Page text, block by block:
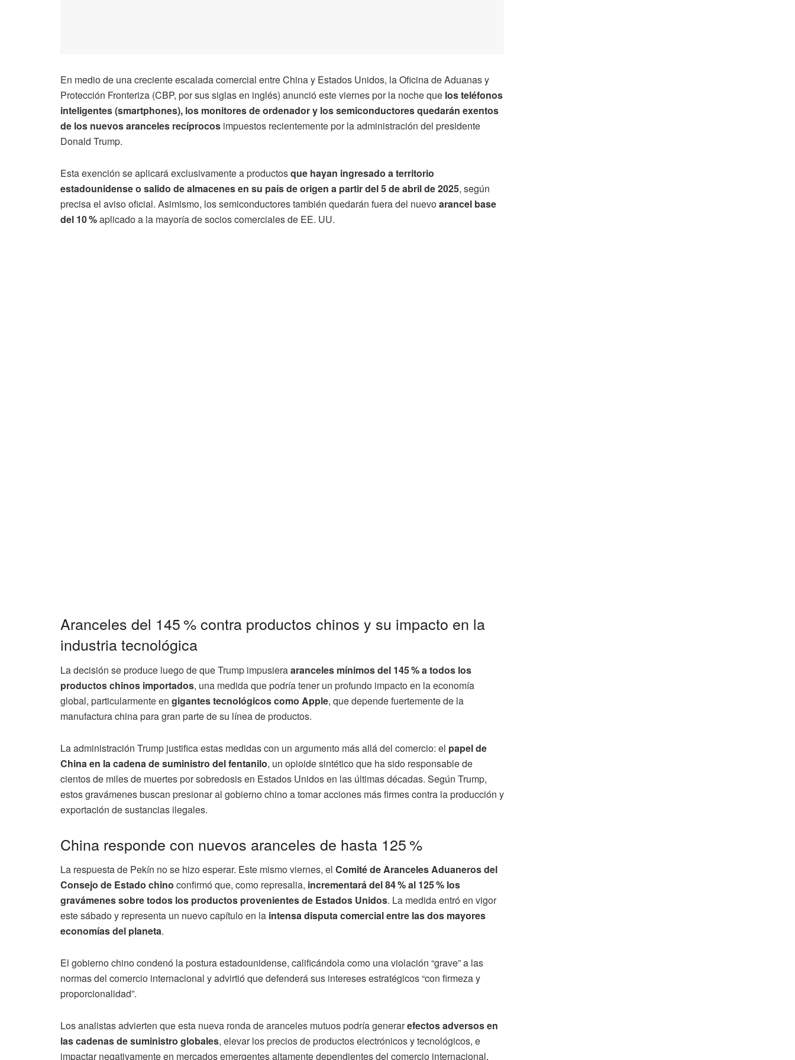
En medio de una creciente escalada comercial entre China y Estados Unidos, la Oficina de Aduanas y
Protección Fronteriza (CBP, por sus siglas en inglés) anunció este viernes por la noche que los teléfonos
inteligentes (smartphones), los monitores de ordenador y los semiconductores quedarán exentos
de los nuevos aranceles recíprocos impuestos recientemente por la administración del presidente
Donald Trump.
Esta exención se aplicará exclusivamente a productosque hayan ingresado a territorio
estadounidense o salido de almacenes en su país de origen a partir del 5 de abril de 2025, según
precisa el aviso oficial. Asimismo, los semiconductores también quedarán fuera del nuevoarancel base
del 10 %aplicado a la mayoría de socios comerciales de EE. UU.
Aranceles del 145 % contra productos chinos y su impacto en la
industria tecnológica
La decisión se produce luego de que Trump impusieraaranceles mínimos del 145 % a todos los
productos chinos importados, una medida que podría tener un profundo impacto en la economía
global, particularmente en gigantes tecnológicos como Apple, que depende fuertemente de la
manufactura china para gran parte de su línea de productos.
La administración Trump justifica estas medidas con un argumento más allá del comercio: el papel de
China en la cadena de suministro del fentanilo, un opioide sintético que ha sido responsable de
cientos de miles de muertes por sobredosis en Estados Unidos en las últimas décadas. Según Trump,
estos gravámenes buscan presionar al gobierno chino a tomar acciones más firmes contra la producción y
exportación de sustancias ilegales.
China responde con nuevos aranceles de hasta 125 %
La respuesta de Pekín no se hizo esperar. Este mismo viernes, el Comité de Aranceles Aduaneros del
Consejo de Estado chino confirmó que, como represalia, incrementará del 84 % al 125 % los
gravámenes sobre todos los productos provenientes de Estados Unidos. La medida entró en vigor
este sábado y representa un nuevo capítulo en la intensa disputa comercial entre las dos mayores
economías del planeta.
El gobierno chino condenó la postura estadounidense, calificándola como una violación “grave” a las
normas del comercio internacional y advirtió que defenderá sus intereses estratégicos “con firmeza y
proporcionalidad”.
Los analistas advierten que esta nueva ronda de aranceles mutuos podría generarefectos adversos en
las cadenas de suministro globales, elevar los precios de productos electrónicos y tecnológicos, e
impactar negativamente en mercados emergentes altamente dependientes del comercio internacional.